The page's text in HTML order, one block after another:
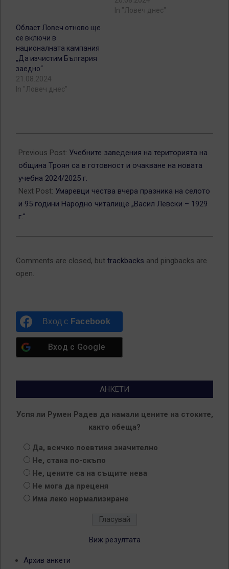
In "Ловеч днес"
Област Ловеч отново ще
се включи в
националната кампания
„Да изчистим България
заедно“
21.08.2024
In "Ловеч днес"
09-
15
Previous Post: Учебните заведения на територията на
община Троян са в готовност и очакване на новата
учебна 2024/2025 г.
Next Post: Умаревци чества вчера празника на селото
и 95 години Народно читалище „Васил Левски – 1929
г.“
Comments are closed, but trackbacks and pingbacks are
open.
Вход с Facebook
Вход с Google
АНКЕТИ
Успя ли Румен Радев да намали цените на стоките,
както обеща?
Да, всичко поевтиня значително
Не, стана по-скъпо
Не, цените са на същите нева
Не мога да преценя
Има леко нормализиране
Виж резултата
Архив анкети